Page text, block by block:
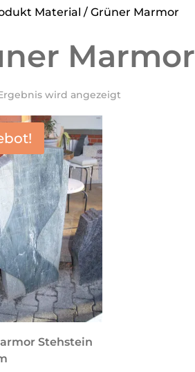
Material / Grüner Marmor
Marmor
wird angezeigt
Stehstein